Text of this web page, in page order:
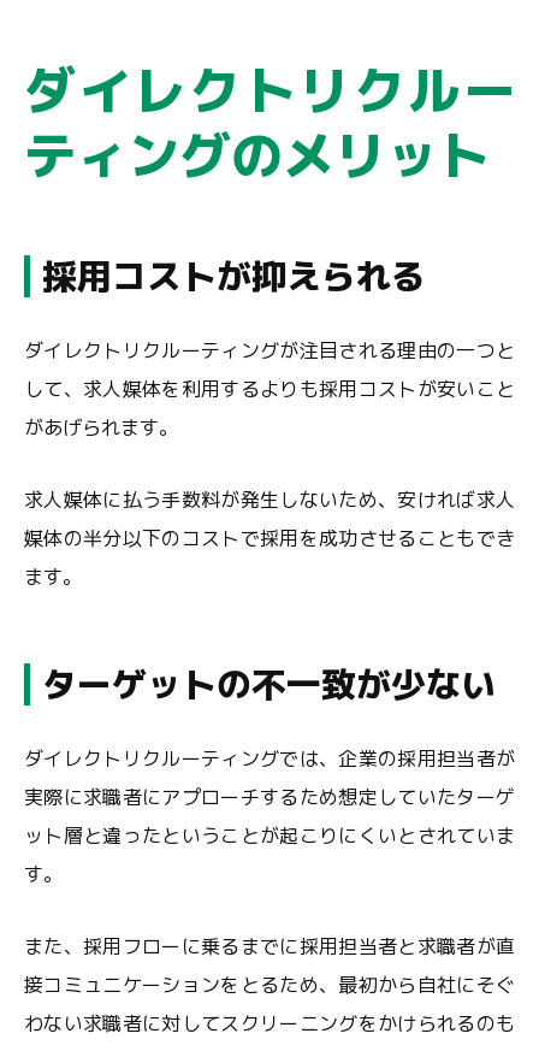
ダイレクトリクルー
ティングのメリット
採用コストが抑えられる
ダイレクトリクルーティングが注目される理由の一つと
して、求人媒体を利用するよりも採用コストが安いこと
があげられます。
求人媒体に払う手数料が発生しないため、安ければ求人
媒体の半分以下のコストで採用を成功させることもでき
ます。
ターゲットの不一致が少ない
ダイレクトリクルーティングでは、企業の採用担当者が
実際に求職者にアプローチするため想定していたターゲ
ット層と違ったということが起こりにくいとされていま
す。
また、採用フローに乗るまでに採用担当者と求職者が直
接コミュニケーションをとるため、最初から自社にそぐ
わない求職者に対してスクリーニングをかけられるのも